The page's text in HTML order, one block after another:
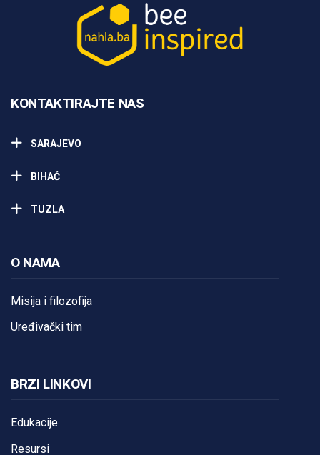
KONTAKTIRAJTE NAS
SARAJEVO
BIHAĆ
TUZLA
O NAMA
Misija i filozofija
Uređivački tim
BRZI LINKOVI
Edukacije
Resursi